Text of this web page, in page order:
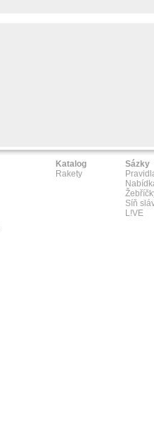
Katalog
Rakety
Sázky
Síň
L!VE